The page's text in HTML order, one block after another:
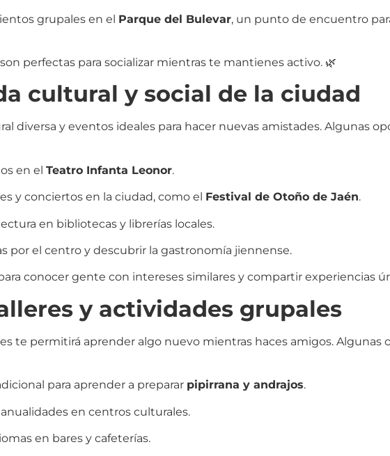
grupales en el Parque del Bulevar, un punto de encuentro
perfectas para socializar mientras te mantienes activo. 🌿
cultural y social de la ciudad
diversa y eventos ideales para hacer nuevas amistades. Algunas
en el Teatro Infanta Leonor.
y conciertos en la ciudad, como el Festival de Otoño de Jaén.
en bibliotecas y librerías locales.
por el centro y descubrir la gastronomía jiennense.
conocer gente con intereses similares y compartir experiencias
y actividades grupales
te permitirá aprender algo nuevo mientras haces amigos. Algunas
para aprender a preparar pipirrana y andrajos.
en centros culturales.
en bares y cafeterías.